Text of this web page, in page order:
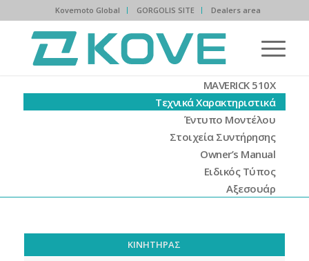
Kovemoto Global GORGOLIS SITE Dealers area
MAVERICK 510X
Τεχνικά Χαρακτηριστικά
Έντυπο Μοντέλου
Στοιχεία Συντήρησης
Owner’s Manual
Ειδικός Τύπος
Αξεσουάρ
ΚΙΝΗΤΗΡΑΣ